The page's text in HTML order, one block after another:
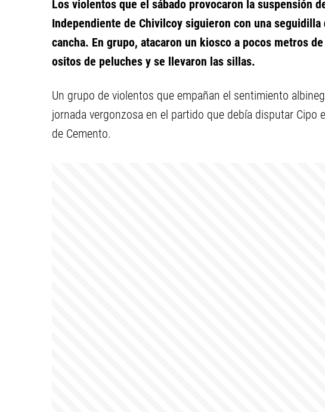
Los violentos que el sábado provocaron la suspensión
Independiente de Chivilcoy siguieron con una
cancha. En grupo, atacaron un kiosco a pocos metros
ositos de peluches y se llevaron las sillas.
Un grupo de violentos que empañan el sentimiento
jornada vergonzosa en el partido que debía disputar Cipo
de Cemento.